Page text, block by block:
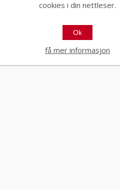
cookies i din nettleser.
Ok
få mer informasjon